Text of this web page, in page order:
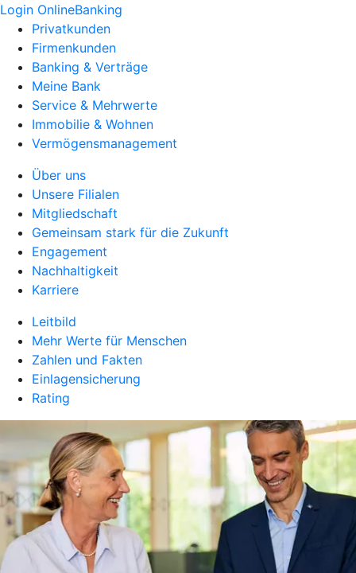
Login OnlineBanking
Privatkunden
Firmenkunden
Banking & Verträge
Meine Bank
Service & Mehrwerte
Immobilie & Wohnen
Vermögensmanagement
Über uns
Unsere Filialen
Mitgliedschaft
Gemeinsam stark für die Zukunft
Engagement
Nachhaltigkeit
Karriere
Leitbild
Mehr Werte für Menschen
Zahlen und Fakten
Einlagensicherung
Rating